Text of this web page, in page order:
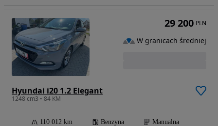
Hyundai i20 1.2 Elegant
1248 cm3 • 84 KM
110 012 km Benzyna
Manualna
29 200 PLN
W granicach średniej